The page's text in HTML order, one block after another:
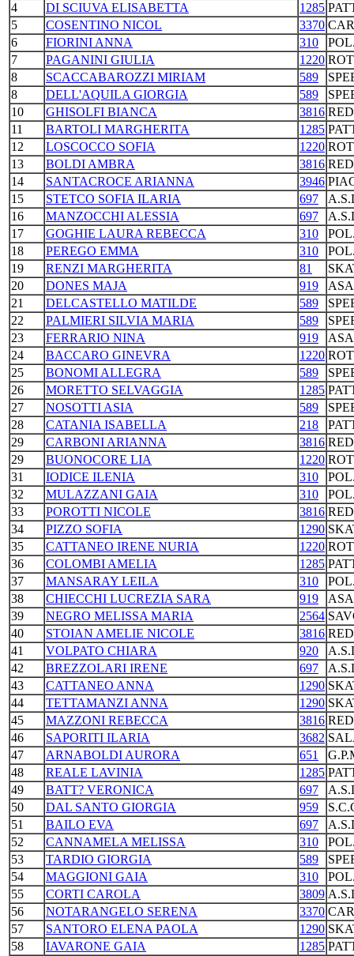
4
DI SCIUVA ELISABETTA 1285
5
COSENTINO NICOL 3370
6
FIORINI ANNA 310
7
PAGANINI GIULIA 1220
8
SCACCABAROZZI MIRIAM 589
8
DELL'AQUILA GIORGIA 589
10
GHISOLFI BIANCA 3816
11
BARTOLI MARGHERITA 1285
12
LOSCOCCO SOFIA 1220
13
BOLDI AMBRA 3816
14
SANTACROCE ARIANNA 3946
15
STETCO SOFIA ILARIA 697
16
MANZOCCHI ALESSIA 697
17
GOGHIE LAURA REBECCA 310
18
PEREGO EMMA 310
19
RENZI MARGHERITA 81
20
DONES MAJA 919
ASA
21
DELCASTELLO MATILDE 589
22
PALMIERI SILVIA MARIA 589
23
FERRARIO NINA 919
ASA
24
BACCARO GINEVRA 1220
25
BONOMI ALLEGRA 589
26
MORETTO SELVAGGIA 1285
27
NOSOTTI ASIA 589
28
CATANIA ISABELLA 218
29
CARBONI ARIANNA 3816
29
BUONOCORE LIA 1220
31
IODICE ILENIA 310
32
MULAZZANI GAIA 310
33
POROTTI NICOLE 3816
34
PIZZO SOFIA 1290
35
CATTANEO IRENE NURIA 1220
36
COLOMBI AMELIA 1285
37
MANSARAY LEILA 310
38
CHIECCHI LUCREZIA SARA 919
ASA
39
NEGRO MELISSA MARIA 2564
40
STOIAN AMELIE NICOLE 3816
41
VOLPATO CHIARA 920
42
BREZZOLARI IRENE 697
43
CATTANEO ANNA 1290
44
TETTAMANZI ANNA 1290
45
MAZZONI REBECCA 3816
46
SAPORITI ILARIA 3682
47
ARNABOLDI AURORA 651
48
REALE LAVINIA 1285
49
BATT? VERONICA 697
50
DAL SANTO GIORGIA 959
51
BAILO EVA 697
52
CANNAMELA MELISSA 310
53
TARDIO GIORGIA 589
54
MAGGIONI GAIA 310
55
CORTI CAROLA 3809
56
NOTARANGELO SERENA 3370
57
SANTORO ELENA PAOLA 1290
58
IAVARONE GAIA 1285